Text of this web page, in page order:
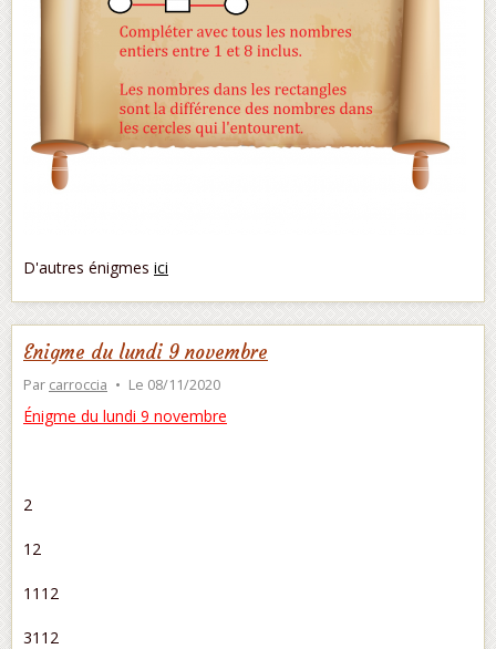
D'autres énigmes ici
Enigme du lundi 9 novembre
Par carroccia Le 08/11/2020
Énigme du lundi 9 novembre
2
12
1112
3112